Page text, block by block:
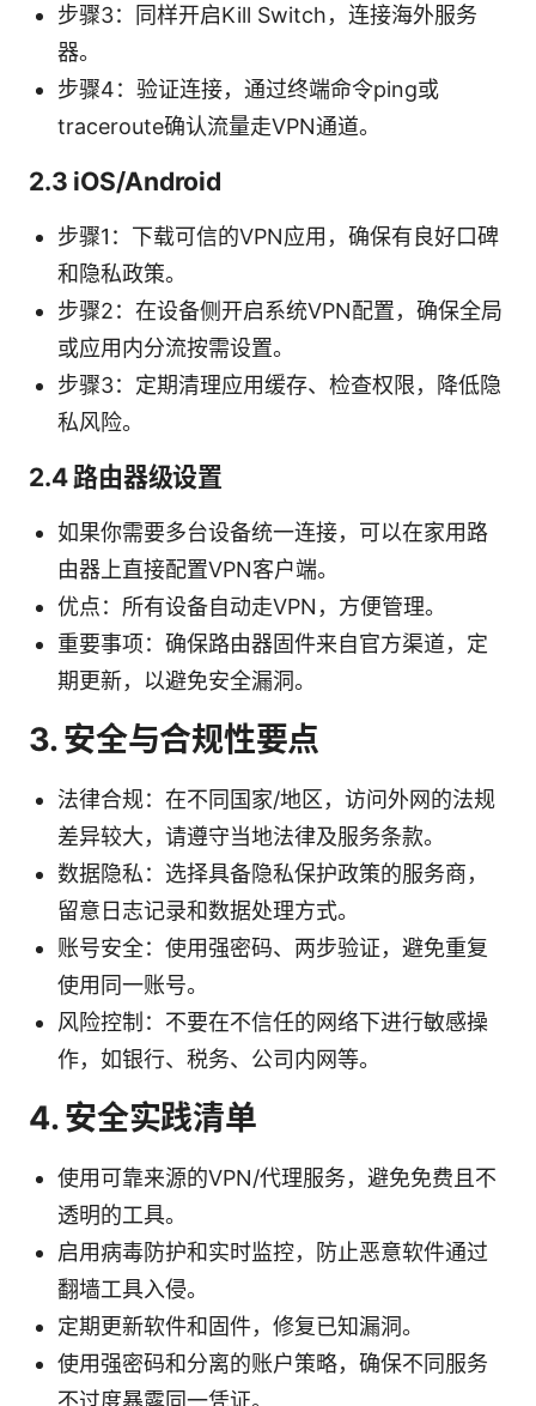
步骤3：同样开启Kill Switch，连接海外服务
器。
步骤4：验证连接，通过终端命令ping或
traceroute确认流量走VPN通道。
2.3 iOS/Android
步骤1：下载可信的VPN应用，确保有良好口碑
和隐私政策。
步骤2：在设备侧开启系统VPN配置，确保全局
或应用内分流按需设置。
步骤3：定期清理应用缓存、检查权限，降低隐
私风险。
2.4 路由器级设置
如果你需要多台设备统一连接，可以在家用路
由器上直接配置VPN客户端。
优点：所有设备自动走VPN，方便管理。
重要事项：确保路由器固件来自官方渠道，定
期更新，以避免安全漏洞。
3. 安全与合规性要点
法律合规：在不同国家/地区，访问外网的法规
差异较大，请遵守当地法律及服务条款。
数据隐私：选择具备隐私保护政策的服务商，
留意日志记录和数据处理方式。
账号安全：使用强密码、两步验证，避免重复
使用同一账号。
风险控制：不要在不信任的网络下进行敏感操
作，如银行、税务、公司内网等。
4. 安全实践清单
使用可靠来源的VPN/代理服务，避免免费且不
透明的工具。
启用病毒防护和实时监控，防止恶意软件通过
翻墙工具入侵。
定期更新软件和固件，修复已知漏洞。
使用强密码和分离的账户策略，确保不同服务
不过度暴露同一凭证。